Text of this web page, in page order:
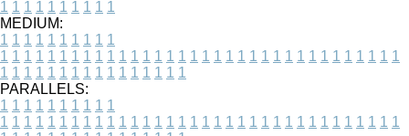
1 1 1 1 1 1 1 1 1 1
MEDIUM:
1 1 1 1 1 1 1 1 1 1
1 1 1 1 1 1 1 1 1 1 1 1 1 1 1 1 1 1 1 1 1 1 1 1 1 1 1 1 1 1 1 1 1 1
1 1 1 1 1 1 1 1 1 1 1 1 1 1 1 1
PARALLELS:
1 1 1 1 1 1 1 1 1 1
1 1 1 1 1 1 1 1 1 1 1 1 1 1 1 1 1 1 1 1 1 1 1 1 1 1 1 1 1 1 1 1 1 1